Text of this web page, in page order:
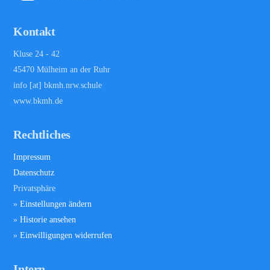
Kontakt
Kluse 24 - 42
45470 Mülheim an der Ruhr
info [at] bkmh.nrw.schule
www.bkmh.de
Rechtliches
Impressum
Datenschutz
Privatsphäre
»Einstellungen ändern
»Historie ansehen
»Einwilligungen widerrufen